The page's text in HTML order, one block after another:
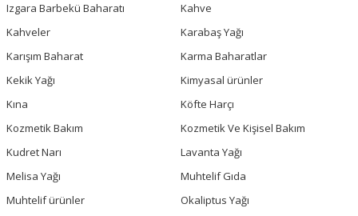
Izgara Barbekü Baharatı
Kahve
Kahveler
Karabaş Yağı
Karışım Baharat
Karma Baharatlar
Kekik Yağı
Kimyasal ürünler
Kına
Köfte Harçı
Kozmetik Bakım
Kozmetik Ve Kişisel Bakım
Kudret Narı
Lavanta Yağı
Melisa Yağı
Muhtelif Gıda
Muhtelif ürünler
Okaliptus Yağı